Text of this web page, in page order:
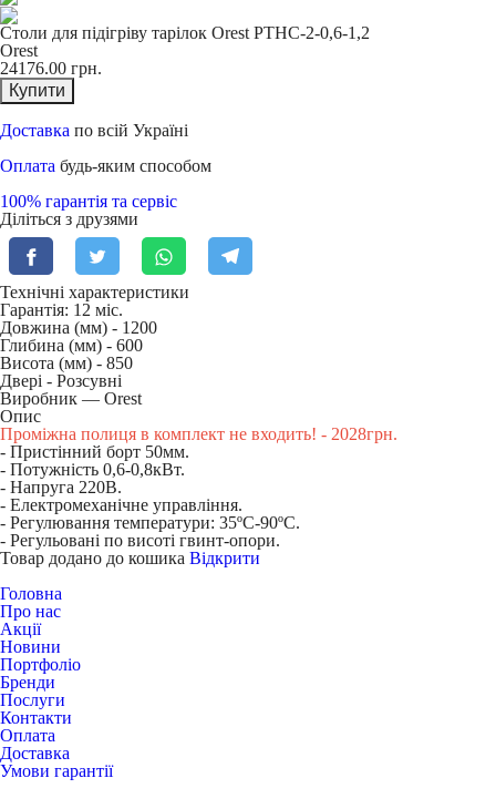
Столи для підігріву тарілок Orest РТНС-2-0,6-1,2
Orest
24176.00 грн.
Купити
Доставка по всій Україні
Оплата будь-яким способом
100% гарантія та сервіс
Діліться з друзями
Технічні характеристики
Гарантія: 12 міс.
Довжина (мм) - 1200
Глибина (мм) - 600
Висота (мм) - 850
Двері - Розсувні
Виробник — Orest
Опис
Проміжна полиця в комплект не входить! - 2028грн.
- Пристінний борт 50мм.
- Потужність 0,6-0,8кВт.
- Напруга 220В.
- Електромеханічне управління.
- Регулювання температури: 35ºС-90ºС.
- Регульовані по висоті гвинт-опори.
Товар додано до кошика Відкрити
Головна
Про нас
Акції
Новини
Портфоліо
Бренди
Послуги
Контакти
Оплата
Доставка
Умови гарантії